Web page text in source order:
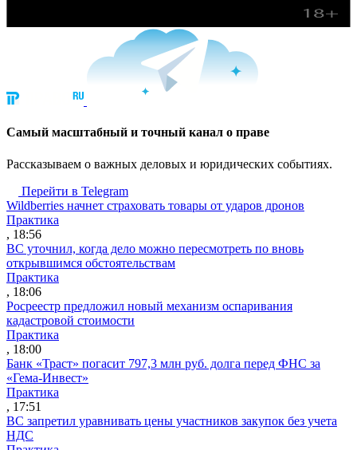
Cамый масштабный и точный канал о праве
Рассказываем о важных деловых и юридических событиях.
Перейти в Telegram
Wildberries начнет страховать товары от ударов дронов
Практика
, 18:56
ВС уточнил, когда дело можно пересмотреть по вновь
открывшимся обстоятельствам
Практика
, 18:06
Росреестр предложил новый механизм оспаривания
кадастровой стоимости
Практика
, 18:00
Банк «Траст» погасит 797,3 млн руб. долга перед ФНС за
«Гема-Инвест»
Практика
, 17:51
ВС запретил уравнивать цены участников закупок без учета
НДС